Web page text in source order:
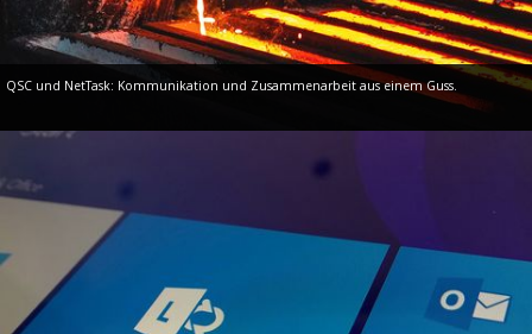
QSC und NetTask: Kommunikation und Zusammenarbeit aus einem Guss.